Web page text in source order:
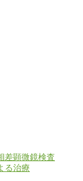
差顕微鏡検査
る治療